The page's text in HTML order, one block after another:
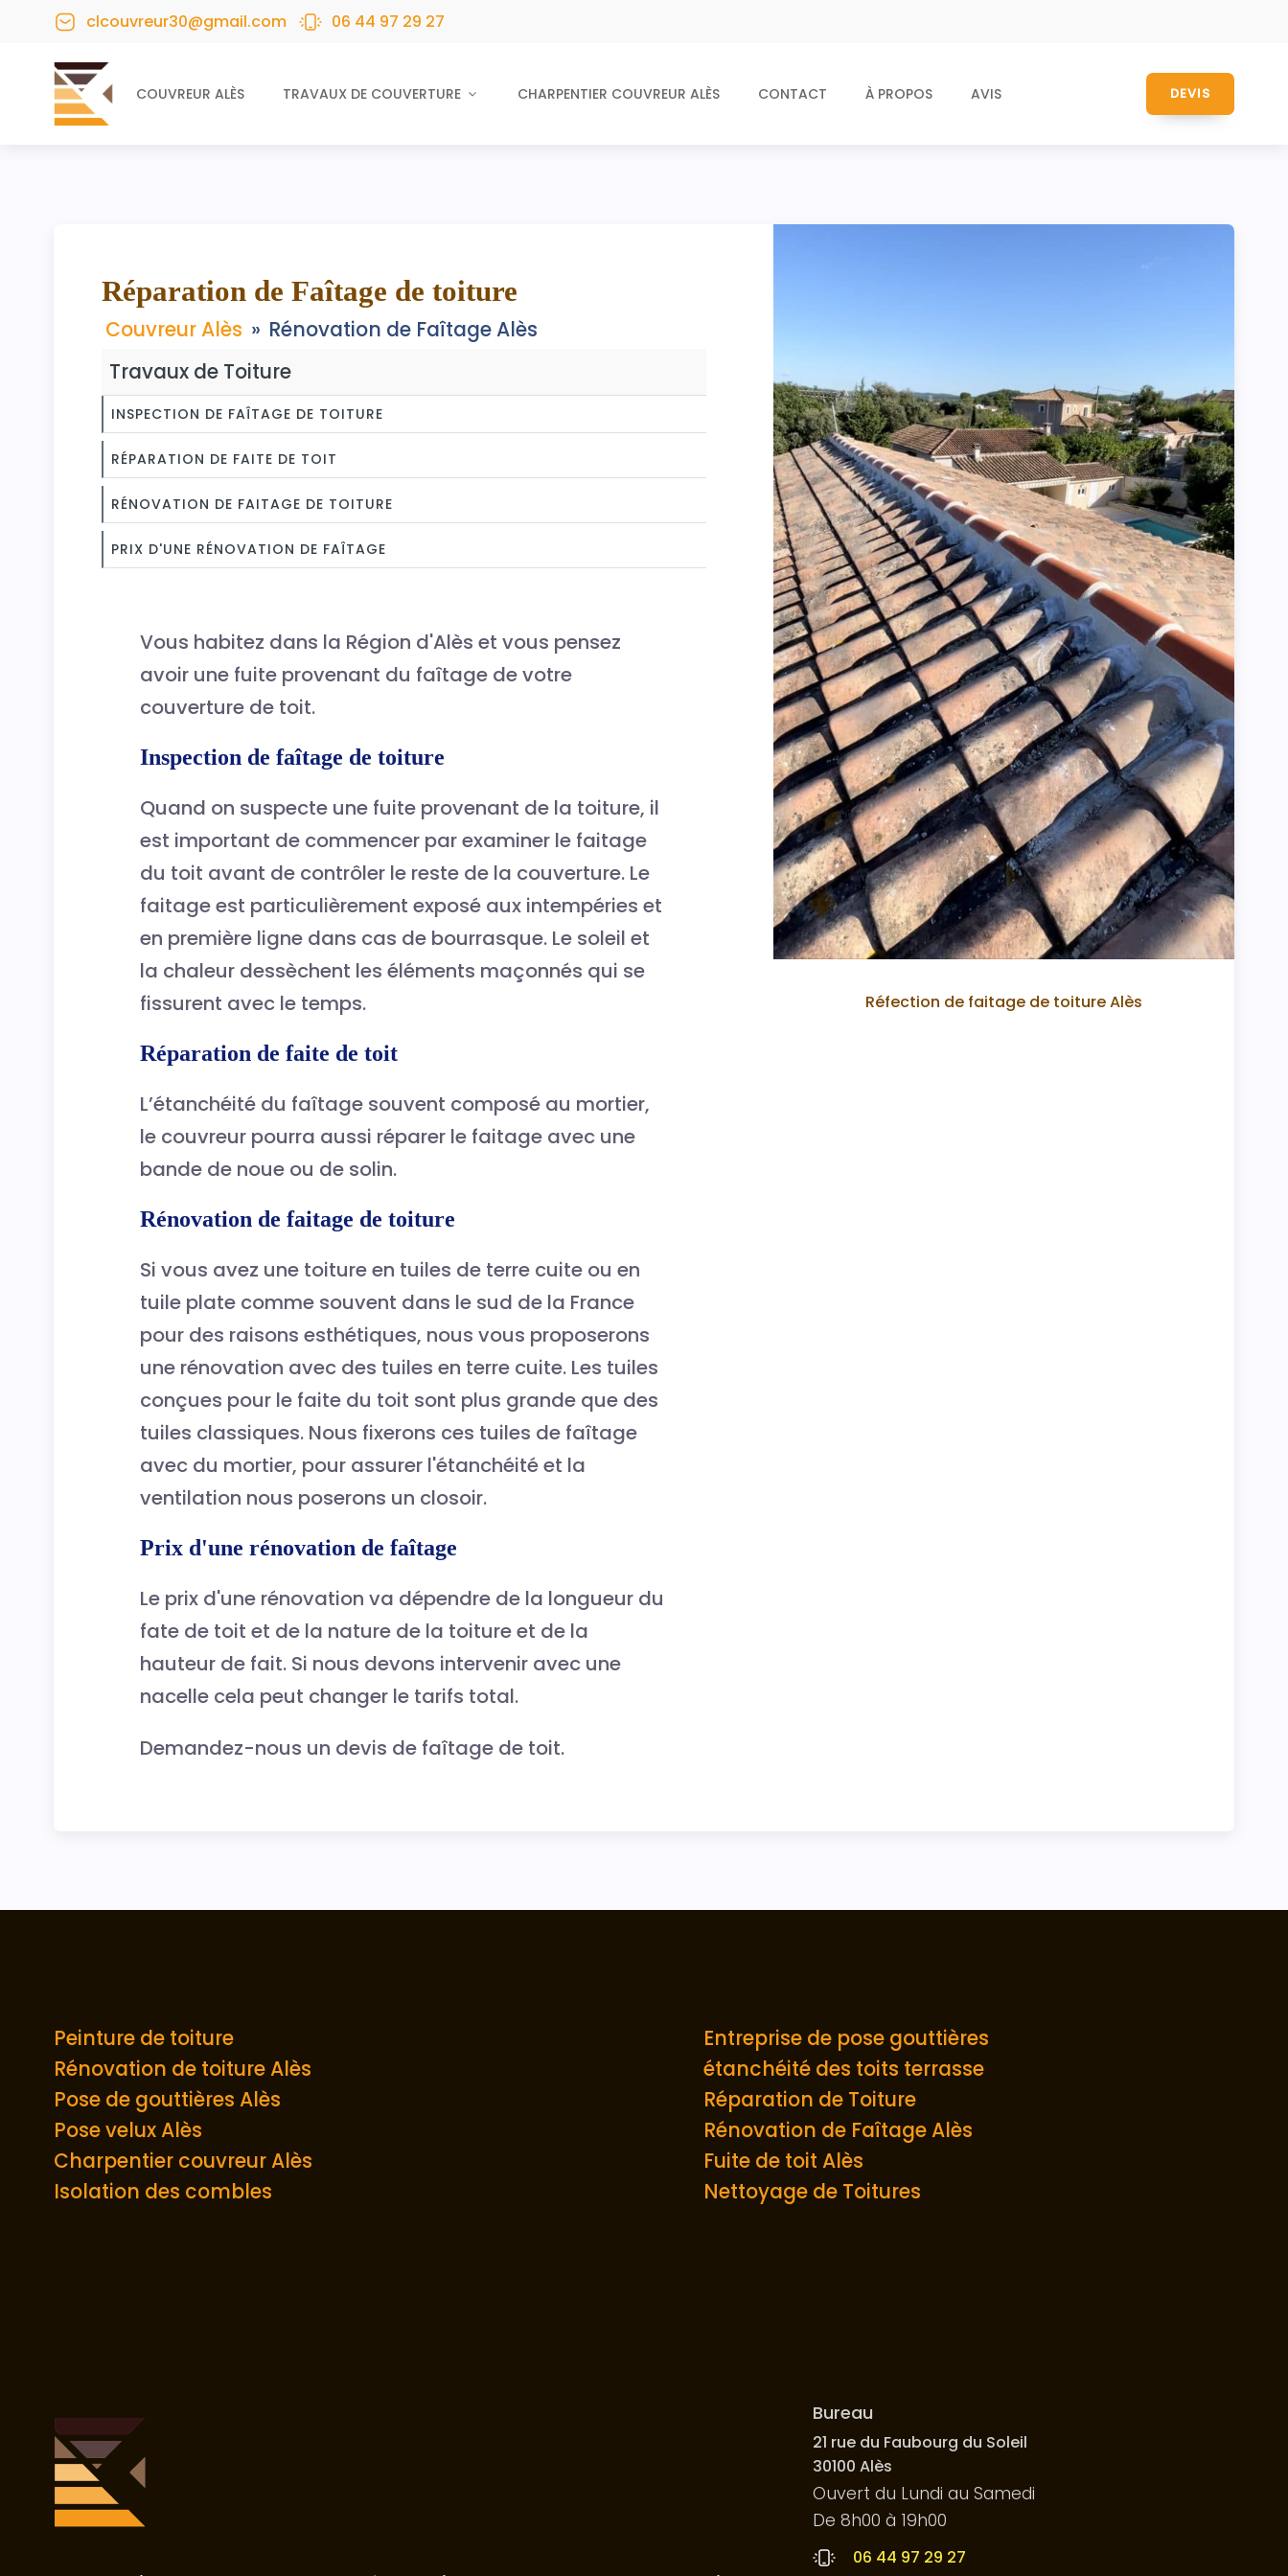
clcouvreur30@gmail.com 06 44 97 29 27
COUVREUR ALÈS TRAVAUX DE COUVERTURE CHARPENTIER COUVREUR ALÈS CONTACT À PROPOS AVIS DEVIS
Réparation de Faîtage de toiture
Couvreur Alès » Rénovation de Faîtage Alès
Travaux de Toiture
INSPECTION DE FAÎTAGE DE TOITURE
RÉPARATION DE FAITE DE TOIT
RÉNOVATION DE FAITAGE DE TOITURE
PRIX D'UNE RÉNOVATION DE FAÎTAGE
Vous habitez dans la Région d'Alès et vous pensez
avoir une fuite provenant du faîtage de votre
couverture de toit.
Inspection de faîtage de toiture
Quand on suspecte une fuite provenant de la toiture, il
est important de commencer par examiner le faitage
du toit avant de contrôler le reste de la couverture. Le
faitage est particulièrement exposé aux intempéries et
en première ligne dans cas de bourrasque. Le soleil et
la chaleur dessèchent les éléments maçonnés qui se
fissurent avec le temps.
Réparation de faite de toit
L’étanchéité du faîtage souvent composé au mortier,
le couvreur pourra aussi réparer le faitage avec une
bande de noue ou de solin.
Rénovation de faitage de toiture
Si vous avez une toiture en tuiles de terre cuite ou en
tuile plate comme souvent dans le sud de la France
pour des raisons esthétiques, nous vous proposerons
une rénovation avec des tuiles en terre cuite. Les tuiles
conçues pour le faite du toit sont plus grande que des
tuiles classiques. Nous fixerons ces tuiles de faîtage
avec du mortier, pour assurer l'étanchéitéet la
ventilation nous poserons un closoir.
Prix d'une rénovation de faîtage
Le prix d'une rénovation va dépendre de la longueur du
fate de toit et de la nature de la toiture et de la
hauteur de fait. Si nous devons intervenir avec une
nacelle cela peut changer le tarifs total.
Demandez-nous un devis de faîtage de toit.
Réfection de faitage de toiture Alès
Peinture de toiture
Rénovation de toiture Alès
Pose de gouttières Alès
Pose velux Alès
Charpentier couvreur Alès
Isolation des combles
Entreprise de pose gouttières
étanchéité des toits terrasse
Réparation de Toiture
Rénovation de Faîtage Alès
Fuite de toit Alès
Nettoyage de Toitures
Bureau
21 rue du Faubourg du Soleil
30100 Alès
Ouvert du Lundi au Samedi
De 8h00 à 19h00
06 44 97 29 27